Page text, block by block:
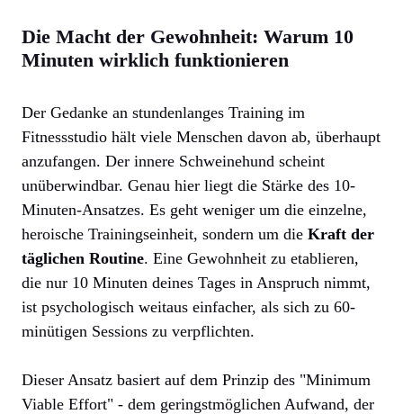
Die Macht der Gewohnheit: Warum 10
Minuten wirklich funktionieren
Der Gedanke an stundenlanges Training im
Fitnessstudio hält viele Menschen davon ab, überhaupt
anzufangen. Der innere Schweinehund scheint
unüberwindbar. Genau hier liegt die Stärke des 10-
Minuten-Ansatzes. Es geht weniger um die einzelne,
heroische Trainingseinheit, sondern um die Kraft der
täglichen Routine. Eine Gewohnheit zu etablieren,
die nur 10 Minuten deines Tages in Anspruch nimmt,
ist psychologisch weitaus einfacher, als sich zu 60-
minütigen Sessions zu verpflichten.
Dieser Ansatz basiert auf dem Prinzip des "Minimum
Viable Effort" - dem geringstmöglichen Aufwand, der